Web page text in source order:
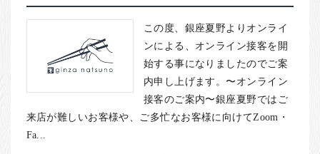
法人・飲食店のお客様
お客様の声
店舗紹介
お問い合わせ
お知らせ
この度、銀座夏野よりオンライ
ンによる、オンライン接客を開
始する事になりましたのでご案
内申し上げます。〜オンライン
接客のご案内〜銀座夏野ではご
来店が難しいお客様や、ご多忙なお客様に向けてZoom・
Fa...